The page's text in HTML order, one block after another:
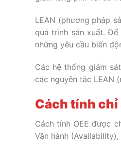
LEAN (phương pháp
quá trình sản xuất.
những yêu cầu biến
Các hệ thống giám
các nguyên tắc LEAN
Cách tính chỉ
Cách tính OEE được
Vận hành